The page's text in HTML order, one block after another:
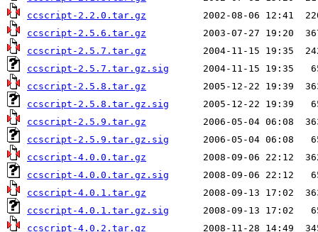
ccscript-2.2.0.tar.gz
ccscript-2.5.6.tar.gz
ccscript-2.5.7.tar.gz
ccscript-2.5.7.tar.gz.sig
ccscript-2.5.8.tar.gz
ccscript-2.5.8.tar.gz.sig
ccscript-2.5.9.tar.gz
ccscript-2.5.9.tar.gz.sig
ccscript-4.0.0.tar.gz
ccscript-4.0.0.tar.gz.sig
ccscript-4.0.1.tar.gz
ccscript-4.0.1.tar.gz.sig
ccscript-4.0.2.tar.gz